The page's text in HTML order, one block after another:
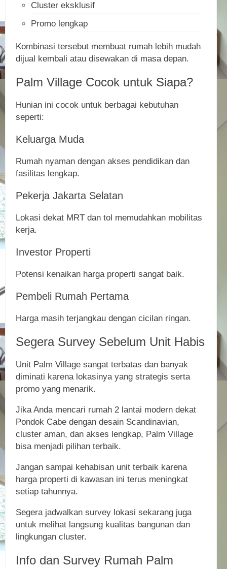
Cluster eksklusif
Promo lengkap
Kombinasi tersebut membuat rumah lebih mudah
dijual kembali atau disewakan di masa depan.
Palm Village Cocok untuk Siapa?
Hunian ini cocok untuk berbagai kebutuhan
seperti:
Keluarga Muda
Rumah nyaman dengan akses pendidikan dan
fasilitas lengkap.
Pekerja Jakarta Selatan
Lokasi dekat MRT dan tol memudahkan mobilitas
kerja.
Investor Properti
Potensi kenaikan harga properti sangat baik.
Pembeli Rumah Pertama
Harga masih terjangkau dengan cicilan ringan.
Segera Survey Sebelum Unit Habis
Unit Palm Village sangat terbatas dan banyak
diminati karena lokasinya yang strategis serta
promo yang menarik.
Jika Anda mencari rumah 2 lantai modern dekat
Pondok Cabe dengan desain Scandinavian,
cluster aman, dan akses lengkap, Palm Village
bisa menjadi pilihan terbaik.
Jangan sampai kehabisan unit terbaik karena
harga properti di kawasan ini terus meningkat
setiap tahunnya.
Segera jadwalkan survey lokasi sekarang juga
untuk melihat langsung kualitas bangunan dan
lingkungan cluster.
Info dan Survey Rumah Palm